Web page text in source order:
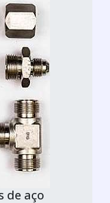
de aço